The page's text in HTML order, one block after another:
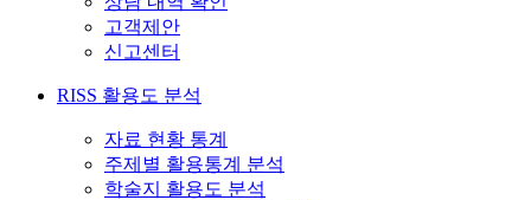
고객제안
신고센터
RISS 활용도 분석
자료 현황 통계
주제별 활용통계 분석
학술지 활용도 분석